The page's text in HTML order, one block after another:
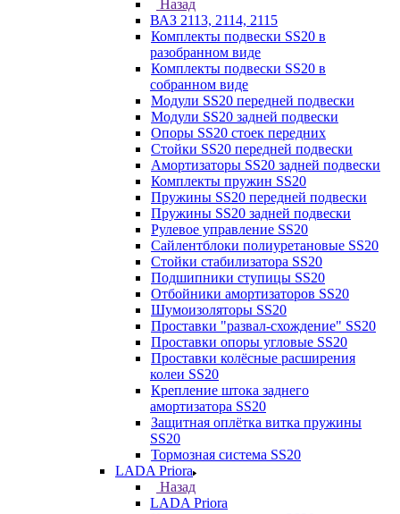
Назад
ВАЗ 2113, 2114, 2115
Комплекты подвески SS20 в
разобранном виде
Комплекты подвески SS20 в
собранном виде
Модули SS20 передней подвески
Модули SS20 задней подвески
Опоры SS20 стоек передних
Стойки SS20 передней подвески
Амортизаторы SS20 задней подвески
Комплекты пружин SS20
Пружины SS20 передней подвески
Пружины SS20 задней подвески
Рулевое управление SS20
Сайлентблоки полиуретановые SS20
Стойки стабилизатора SS20
Подшипники ступицы SS20
Отбойники амортизаторов SS20
Шумоизоляторы SS20
Проставки "развал-схождение" SS20
Проставки опоры угловые SS20
Проставки колёсные расширения
колеи SS20
Крепление штока заднего
амортизатора SS20
Защитная оплётка витка пружины
SS20
Тормозная система SS20
LADA Priora
Назад
LADA Priora